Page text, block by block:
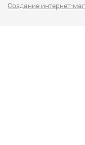
Создание интернет-